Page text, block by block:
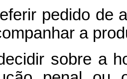
pedido de
a
sobre a